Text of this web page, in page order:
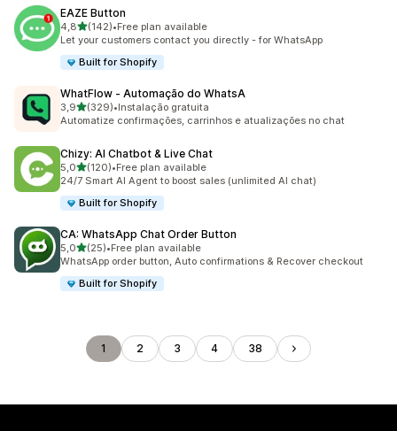
EAZE Button
4,8de 5 estrelas
(142)
142 total de avaliações
•Free plan available
Let your customers contact you directly - for WhatsApp
Built for Shopify
WhatFlow ‑ Automação do WhatsA
3,9de 5 estrelas
(329)
329 total de avaliações
•Instalação gratuita
Automatize confirmações, carrinhos e atualizações no chat
Chizy: AI Chatbot & Live Chat
5,0de 5 estrelas
(120)
120 total de avaliações
•Free plan available
24/7 Smart AI Agent to boost sales (unlimited AI chat)
Built for Shopify
CA: WhatsApp Chat Order Button
5,0de 5 estrelas
(25)
25 total de avaliações
•Free plan available
WhatsApp order button, Auto confirmations & Recover checkout
Built for Shopify
1 2 3 4 38